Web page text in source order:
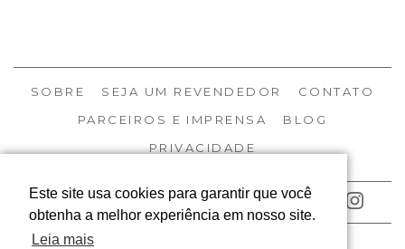
Este site usa cookies para garantir que você
obtenha a melhor experiência em nosso site.
Leia mais
SOBRE SEJA UM REVENDEDOR
CONTATO
PARCEIROS E IMPRENSA
BLOG
PRIVACIDADE
ACOMPANHE NOSSAS REDES